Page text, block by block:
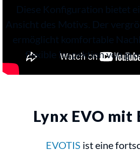
Diese Konfiguration bietet
Ansicht des Motivs. Der
ermöglicht komfortable
flexible Inspektion von
Lynx EVO mit
EVOTIS ist eine